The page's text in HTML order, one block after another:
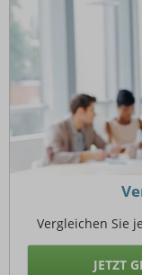
Vergleichen Sie
JETZT